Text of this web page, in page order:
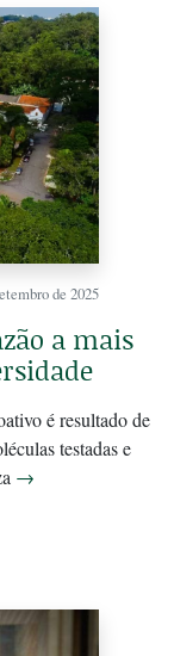
de 2025
a mais
é resultado de
testadas e
→